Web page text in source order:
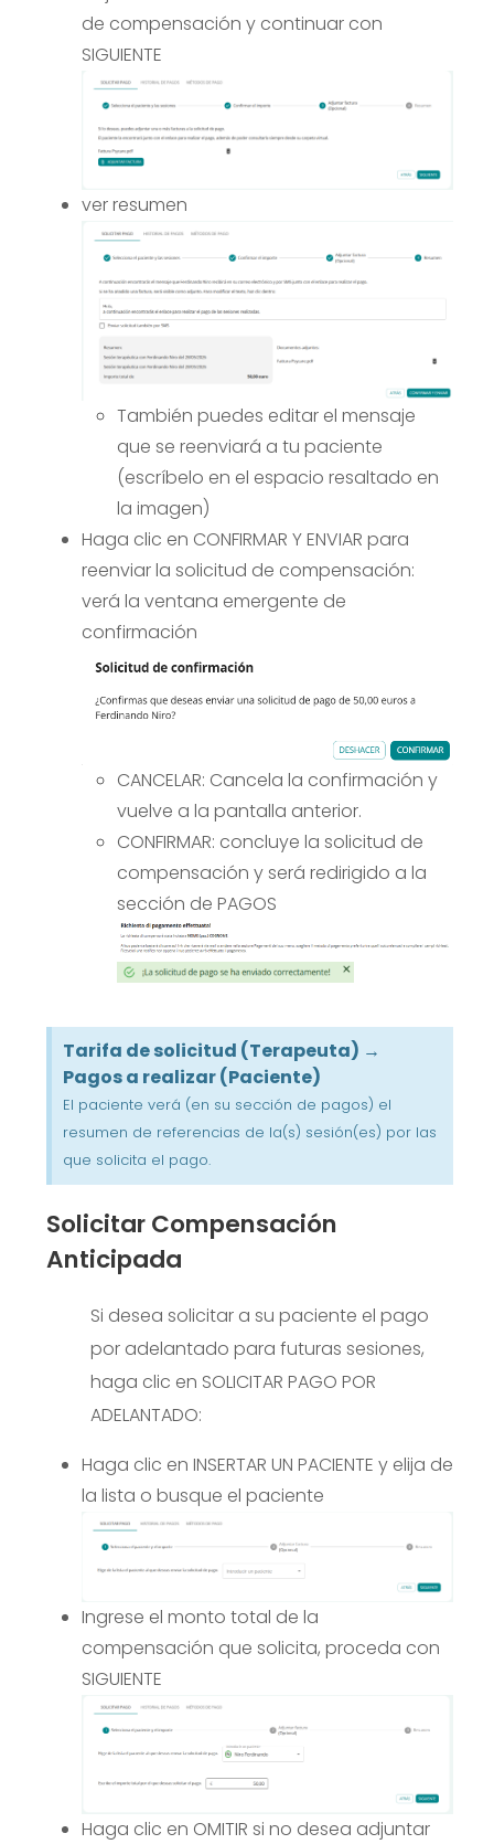
de compensación y continuar con
SIGUIENTE
ver resumen
También puedes editar el mensaje
que se reenviará a tu paciente
(escríbelo en el espacio resaltado en
la imagen)
Haga clic en CONFIRMAR Y ENVIAR para
reenviar la solicitud de compensación:
verá la ventana emergente de
confirmación
CANCELAR: Cancela la confirmación y
vuelve a la pantalla anterior.
CONFIRMAR: concluye la solicitud de
compensación y será redirigido a la
sección de PAGOS
Tarifa de solicitud (Terapeuta) →
Pagos a realizar (Paciente)
El paciente verá (en su sección de pagos) el
resumen de referencias de la(s) sesión(es) por las
que solicita el pago.
Solicitar Compensación
Anticipada
Si desea solicitar a su paciente el pago
por adelantado para futuras sesiones,
haga clic en SOLICITAR PAGO POR
ADELANTADO:
Haga clic en INSERTAR UN PACIENTE y elija de
la lista o busque el paciente
Ingrese el monto total de la
compensación que solicita, proceda con
SIGUIENTE
Haga clic en OMITIR si no desea adjuntar